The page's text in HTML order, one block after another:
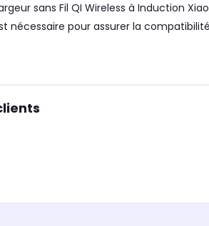
Fil QI Wireless à Induction Xiaomi Mi9 -
nécessaire pour assurer la